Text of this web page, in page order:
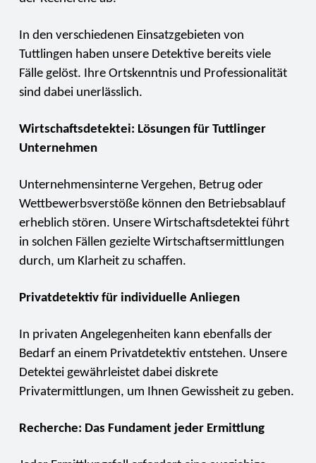
In den verschiedenen Einsatzgebieten von
Tuttlingen haben unsere Detektive bereits viele
Fälle gelöst. Ihre Ortskenntnis und Professionalität
sind dabei unerlässlich.
Wirtschaftsdetektei: Lösungen für Tuttlinger
Unternehmen
Unternehmensinterne Vergehen, Betrug oder
Wettbewerbsverstöße können den Betriebsablauf
erheblich stören. Unsere Wirtschaftsdetektei führt
in solchen Fällen gezielte Wirtschaftsermittlungen
durch, um Klarheit zu schaffen.
Privatdetektiv für individuelle Anliegen
In privaten Angelegenheiten kann ebenfalls der
Bedarf an einem Privatdetektiv entstehen. Unsere
Detektei gewährleistet dabei diskrete
Privatermittlungen, um Ihnen Gewissheit zu geben.
Recherche: Das Fundament jeder Ermittlung